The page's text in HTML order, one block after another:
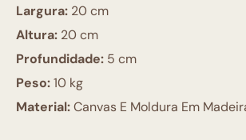
Largura: 20 cm
Altura: 20 cm
Profundidade: 5 cm
Peso:10 kg
Material:Canvas E Moldura Em